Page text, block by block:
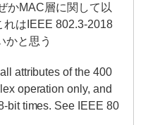
かMAC層に関して以
はIEEE 802.3-2018
かと思う
attributes of the 400
operation only, and
bit times. See IEEE 80